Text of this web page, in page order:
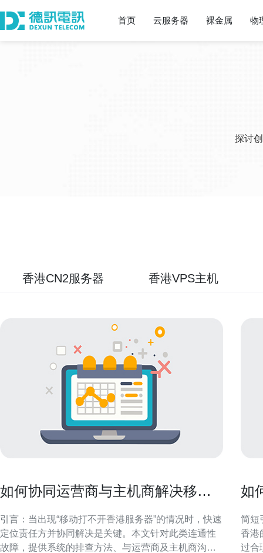
首页 云服务器 裸金属 物
探讨
香港CN2服务器 香港VPS主机
如何协同运营商与主机商解决移动
引言：当出现“移动打不开香港服务器”的情况时，快速
定位责任方并协同解决是关键。本文针对此类连通性
故障，提供系统的排查方法、与运营商及主机商沟通
如
简短
香港
过合